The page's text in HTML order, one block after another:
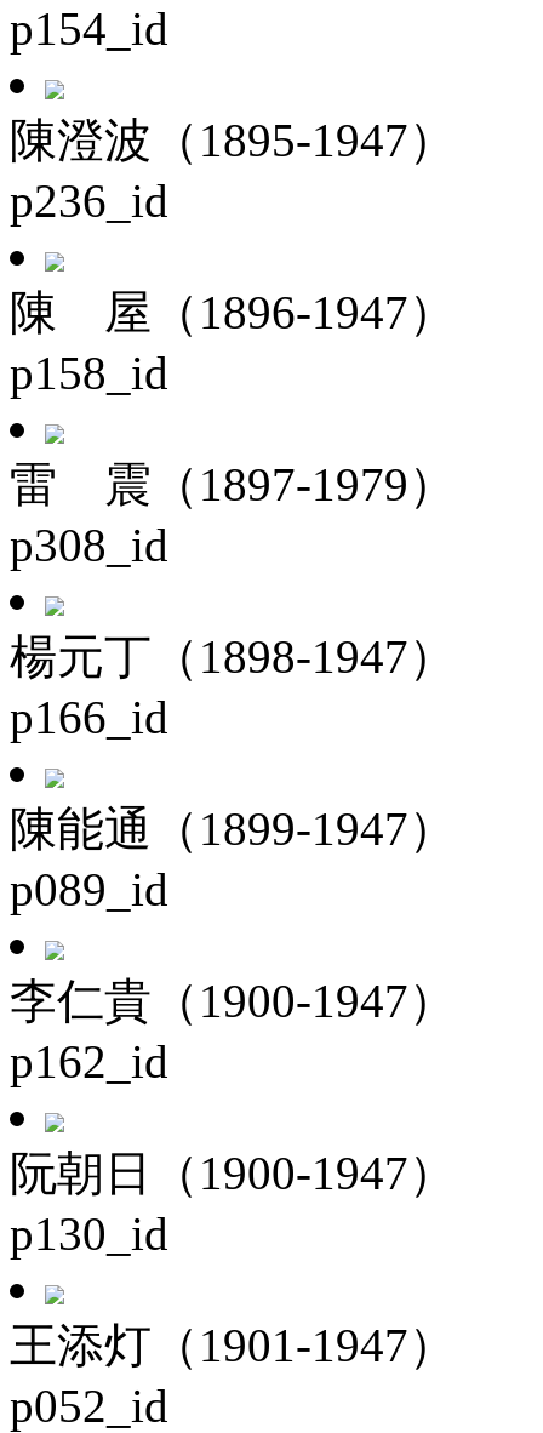
p154_id
陳澄波（1895-1947）
p236_id
陳 屋（1896-1947）
p158_id
雷 震（1897-1979）
p308_id
楊元丁（1898-1947）
p166_id
陳能通（1899-1947）
p089_id
李仁貴（1900-1947）
p162_id
阮朝日（1900-1947）
p130_id
王添灯（1901-1947）
p052_id